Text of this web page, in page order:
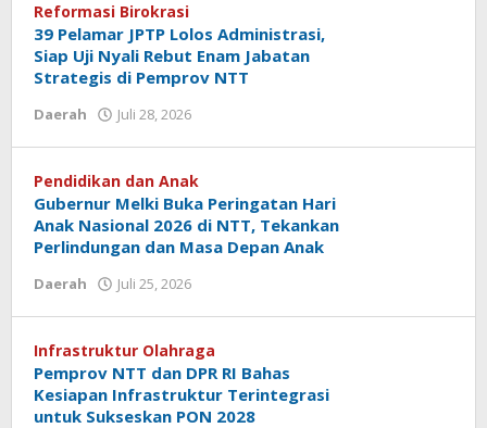
Reformasi Birokrasi
39 Pelamar JPTP Lolos Administrasi,
Siap Uji Nyali Rebut Enam Jabatan
Strategis di Pemprov NTT
Daerah Juli 28, 2026
Tu@mes
Pendidikan dan Anak
Gubernur Melki Buka Peringatan Hari
Anak Nasional 2026 di NTT, Tekankan
Perlindungan dan Masa Depan Anak
Daerah Juli 25, 2026
Tu@mes
Infrastruktur Olahraga
Pemprov NTT dan DPR RI Bahas
Kesiapan Infrastruktur Terintegrasi
untuk Sukseskan PON 2028